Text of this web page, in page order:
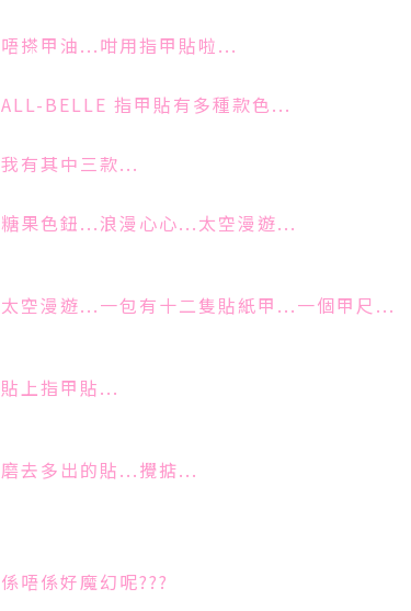
唔搽甲油...咁用指甲貼啦...
ALL-BELLE 指甲貼有多種款色...
我有其中三款...
糖果色鈕...浪漫心心...太空漫遊...
太空漫遊...一包有十二隻貼紙甲...一個甲尺...
貼上指甲貼...
磨去多出的貼...攪掂...
係唔係好魔幻呢???